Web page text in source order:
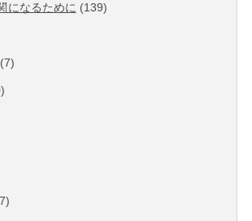
になるために (139)
(7)